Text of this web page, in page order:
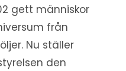
gett människor
från
Nu ställer
den